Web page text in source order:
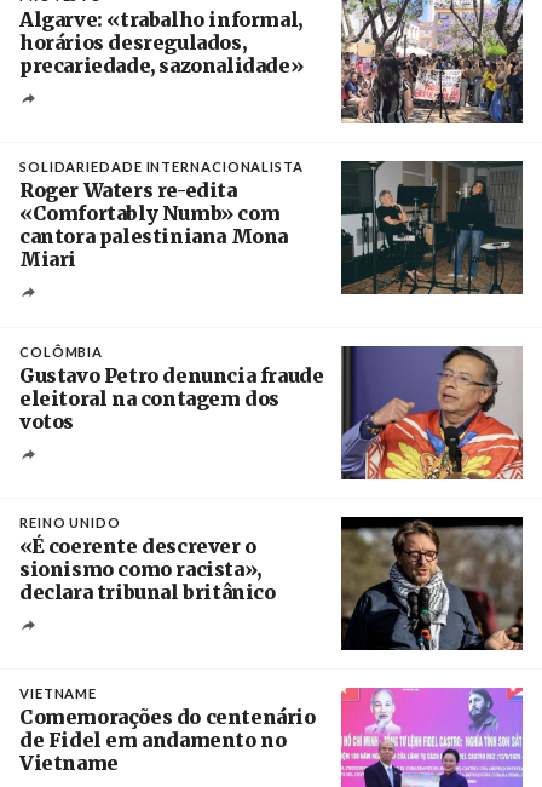
Algarve: «trabalho informal,
horários desregulados,
precariedade, sazonalidade»
SOLIDARIEDADE INTERNACIONALISTA
Roger Waters re-edita
«Comfortably Numb» com
cantora palestiniana Mona
Miari
COLÔMBIA
Gustavo Petro denuncia fraude
eleitoral na contagem dos
votos
REINO UNIDO
«É coerente descrever o
sionismo como racista»,
declara tribunal britânico
VIETNAME
Comemorações do centenário
de Fidel em andamento no
Vietname